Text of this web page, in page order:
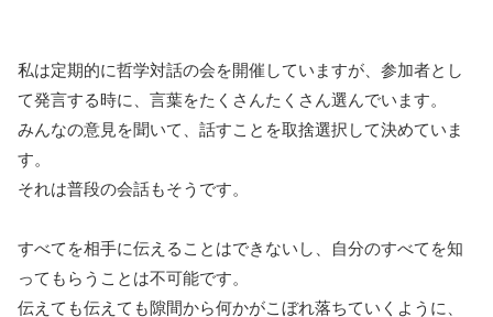
私は定期的に哲学対話の会を開催していますが、参加者とし
て発言する時に、言葉をたくさんたくさん選んでいます。
みんなの意見を聞いて、話すことを取捨選択して決めていま
す。
それは普段の会話もそうです。
すべてを相手に伝えることはできないし、自分のすべてを知
ってもらうことは不可能です。
伝えても伝えても隙間から何かがこぼれ落ちていくように、